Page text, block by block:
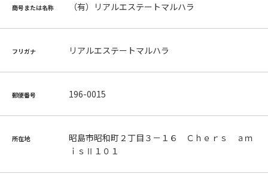
商号または名称 （有）リアルエステートマルハラ
フリガナ リアルエステートマルハラ
郵便番号 196-0015
所在地
昭島市昭和町２丁目３－１６ Ｃｈｅｒｓ ａｍ
ｉｓⅡ１０１